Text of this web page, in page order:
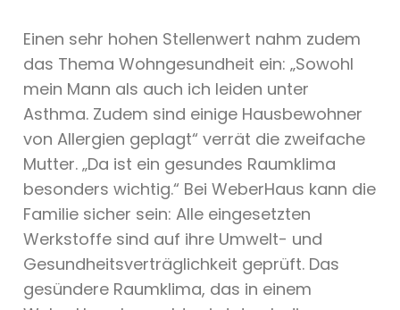
Einen sehr hohen Stellenwert nahm zudem
das Thema Wohngesundheit ein: „Sowohl
mein Mann als auch ich leiden unter
Asthma. Zudem sind einige Hausbewohner
von Allergien geplagt“ verrät die zweifache
Mutter. „Da ist ein gesundes Raumklima
besonders wichtig.“ Bei WeberHaus kann die
Familie sicher sein: Alle eingesetzten
Werkstoffe sind auf ihre Umwelt- und
Gesundheitsverträglichkeit geprüft. Das
gesündere Raumklima, das in einem